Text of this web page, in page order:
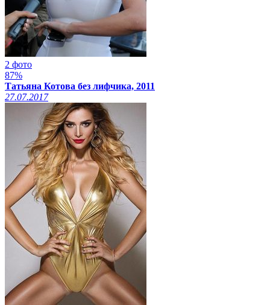
2 фото
87%
Татьяна Котова без лифчика, 2011
27.07.2017